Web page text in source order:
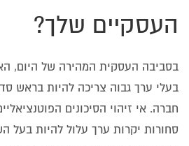
העסקיים שלך?
בסביבה העסקית המהירה של היום,
בעלי ערך גבוה צריכה להיות בראש
חברה. אי זיהוי הסיכונים
סחורות יקרות ערך עלול להיות בעל